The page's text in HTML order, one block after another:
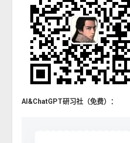
AI&ChatGPT研习社（免费）：